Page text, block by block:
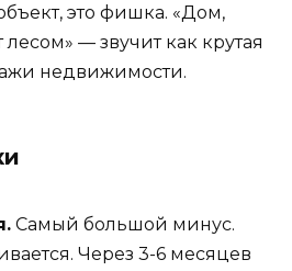
это фишка. «Дом,
лесом» — звучит как крутая
недвижимости.
Самый большой минус.
Через 3-6 месяцев